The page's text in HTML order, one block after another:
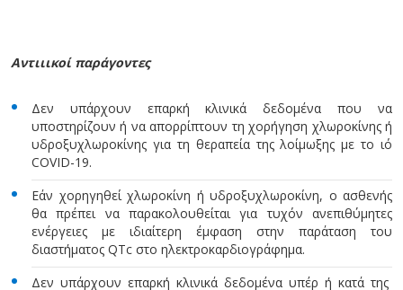
Αντιιικοί παράγοντες
Δεν υπάρχουν επαρκή κλινικά δεδομένα που να
υποστηρίζουν ή να απορρίπτουν τη χορήγηση χλωροκίνης ή
υδροξυχλωροκίνης για τη θεραπεία της λοίμωξης με το ιό
COVID-19.
Εάν χορηγηθεί χλωροκίνη ή υδροξυχλωροκίνη, ο ασθενής
θα πρέπει να παρακολουθείται για τυχόν ανεπιθύμητες
ενέργειες με ιδιαίτερη έμφαση στην παράταση του
διαστήματος QTc στο ηλεκτροκαρδιογράφημα.
Δεν υπάρχουν επαρκή κλινικά δεδομένα υπέρ ή κατά της